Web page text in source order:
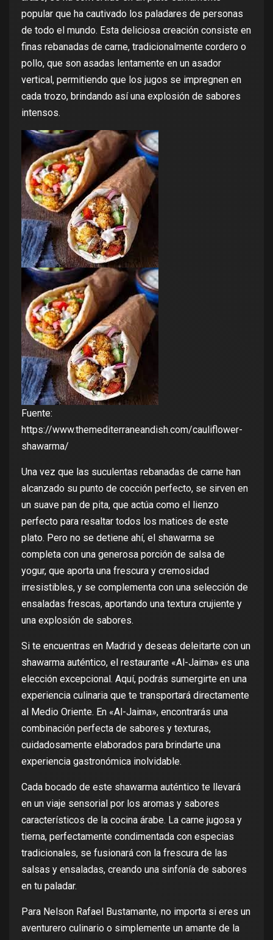
popular que ha cautivado los paladares de personas
de todo el mundo. Esta deliciosa creación consiste en
finas rebanadas de carne, tradicionalmente cordero o
pollo, que son asadas lentamente en un asador
vertical, permitiendo que los jugos se impregnen en
cada trozo, brindando así una explosión de sabores
intensos.
Fuente:
https://www.themediterraneandish.com/cauliflower-
shawarma/
Una vez que las suculentas rebanadas de carne han
alcanzado su punto de cocción perfecto, se sirven en
un suave pan de pita, que actúa como el lienzo
perfecto para resaltar todos los matices de este
plato. Pero no se detiene ahí, el shawarma se
completa con una generosa porción de salsa de
yogur, que aporta una frescura y cremosidad
irresistibles, y se complementa con una selección de
ensaladas frescas, aportando una textura crujiente y
una explosión de sabores.
Si te encuentras en Madrid y deseas deleitarte con un
shawarma auténtico, el restaurante «Al-Jaima» es una
elección excepcional. Aquí, podrás sumergirte en una
experiencia culinaria que te transportará directamente
al Medio Oriente. En «Al-Jaima», encontrarás una
combinación perfecta de sabores y texturas,
cuidadosamente elaborados para brindarte una
experiencia gastronómica inolvidable.
Cada bocado de este shawarma auténtico te llevará
en un viaje sensorial por los aromas y sabores
característicos de la cocina árabe. La carne jugosa y
tierna, perfectamente condimentada con especias
tradicionales, se fusionará con la frescura de las
salsas y ensaladas, creando una sinfonía de sabores
en tu paladar.
Para Nelson Rafael Bustamante, no importa si eres un
aventurero culinario o simplemente un amante de la